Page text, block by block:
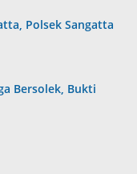
Polsek Sangatta
Bersolek, Bukti